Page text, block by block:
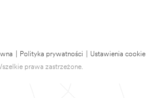
Polityka prywatności
Ustawienia cookie
prawa zastrzeżone.